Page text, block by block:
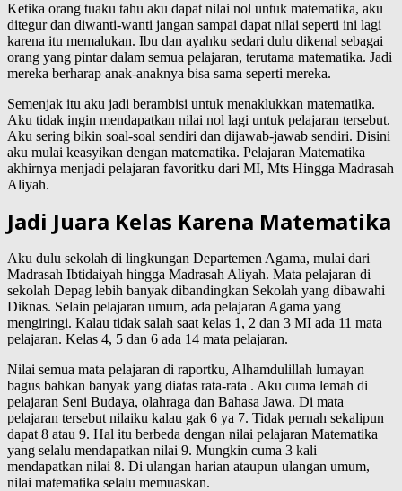
Ketika orang tuaku tahu aku dapat nilai nol untuk matematika, aku
ditegur dan diwanti-wanti jangan sampai dapat nilai seperti ini lagi
karena itu memalukan. Ibu dan ayahku sedari dulu dikenal sebagai
orang yang pintar dalam semua pelajaran, terutama matematika. Jadi
mereka berharap anak-anaknya bisa sama seperti mereka.
Semenjak itu aku jadi berambisi untuk menaklukkan matematika.
Aku tidak ingin mendapatkan nilai nol lagi untuk pelajaran tersebut.
Aku sering bikin soal-soal sendiri dan dijawab-jawab sendiri. Disini
aku mulai keasyikan dengan matematika. Pelajaran Matematika
akhirnya menjadi pelajaran favoritku dari MI, Mts Hingga Madrasah
Aliyah.
Jadi Juara Kelas Karena Matematika
Aku dulu sekolah di lingkungan Departemen Agama, mulai dari
Madrasah Ibtidaiyah hingga Madrasah Aliyah. Mata pelajaran di
sekolah Depag lebih banyak dibandingkan Sekolah yang dibawahi
Diknas. Selain pelajaran umum, ada pelajaran Agama yang
mengiringi. Kalau tidak salah saat kelas 1, 2 dan 3 MI ada 11 mata
pelajaran. Kelas 4, 5 dan 6 ada 14 mata pelajaran.
Nilai semua mata pelajaran di raportku, Alhamdulillah lumayan
bagus bahkan banyak yang diatas rata-rata . Aku cuma lemah di
pelajaran Seni Budaya, olahraga dan Bahasa Jawa. Di mata
pelajaran tersebut nilaiku kalau gak 6 ya 7. Tidak pernah sekalipun
dapat 8 atau 9. Hal itu berbeda dengan nilai pelajaran Matematika
yang selalu mendapatkan nilai 9. Mungkin cuma 3 kali
mendapatkan nilai 8. Di ulangan harian ataupun ulangan umum,
nilai matematika selalu memuaskan.